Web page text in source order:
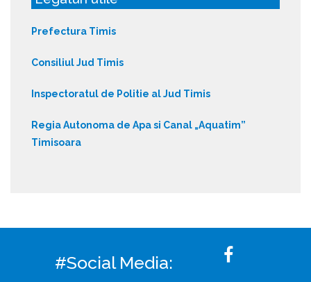
Prefectura Timis
Consiliul Jud Timis
Inspectoratul de Politie al Jud Timis
Regia Autonoma de Apa si Canal „Aquatim”
Timisoara
#Social Media: